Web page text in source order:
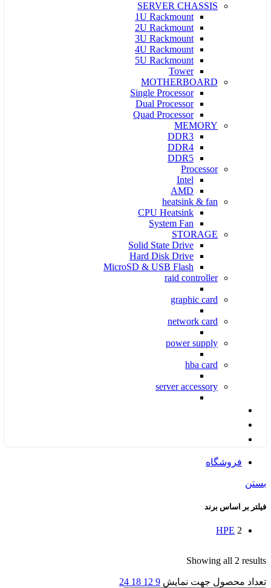
SERVER CHASSIS
1U Rackmount
2U Rackmount
3U Rackmount
4U Rackmount
5U Rackmount
Tower
MOTHERBOARD
Single Processor
Dual Processor
Quad Processor
MEMORY
DDR3
DDR4
DDR5
Processor
Intel
AMD
heatsink & fan
CPU Heatsink
System Fan
STORAGE
Solid State Drive
Hard Disk Drive
MicroSD & USB Flash
raid controller
graphic card
network card
power supply
hba card
server accessory
فروشگاه
بستن
فیلتر بر اساس برند
HPE 2
Showing all 2 results
تعداد محصول جهت نمایش 9
12
18
24